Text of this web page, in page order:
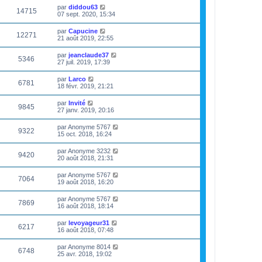
14715 par diddou63
07 sept. 2020, 15:34
12271 par Capucine
21 août 2019, 22:55
5346 par jeanclaude37
27 juil. 2019, 17:39
6781 par Larco
18 févr. 2019, 21:21
9845 par Invité
27 janv. 2019, 20:16
9322 parAnonyme 5767
15 oct. 2018, 16:24
9420 parAnonyme 3232
20 août 2018, 21:31
7064 parAnonyme 5767
19 août 2018, 16:20
7869 parAnonyme 5767
16 août 2018, 18:14
6217 par levoyageur31
16 août 2018, 07:48
6748 parAnonyme 8014
25 avr. 2018, 19:02